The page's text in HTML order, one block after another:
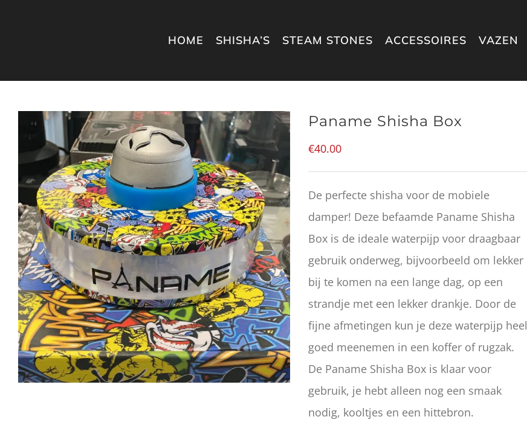
HOME SHISHA’S STEAM STONES ACCESSOIRES VAZEN
Paname Shisha Box
€40.00
De perfecte shisha voor de mobiele
damper! Deze befaamde Paname Shisha
Box is de ideale waterpijp voor draagbaar
gebruik onderweg, bijvoorbeeld om lekker
bij te komen na een lange dag, op een
strandje met een lekker drankje. Door de
fijne afmetingen kun je deze waterpijp heel
goed meenemen in een koffer of rugzak.
De Paname Shisha Box is klaar voor
gebruik, je hebt alleen nog een smaak
nodig, kooltjes en een hittebron.